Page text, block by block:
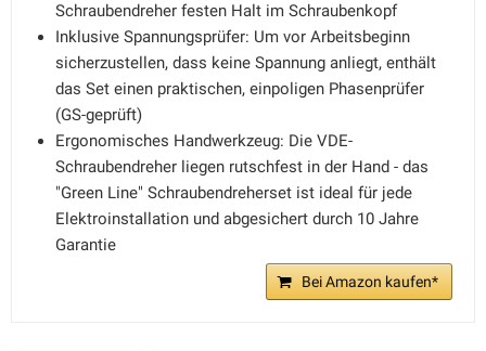
Schraubendreher festen Halt im Schraubenkopf
Inklusive Spannungsprüfer: Um vor Arbeitsbeginn
sicherzustellen, dass keine Spannung anliegt, enthält
das Set einen praktischen, einpoligen Phasenprüfer
(GS-geprüft)
Ergonomisches Handwerkzeug: Die VDE-
Schraubendreher liegen rutschfest in der Hand - das
"Green Line" Schraubendreherset ist ideal für jede
Elektroinstallation und abgesichert durch 10 Jahre
Garantie
Bei Amazon kaufen*